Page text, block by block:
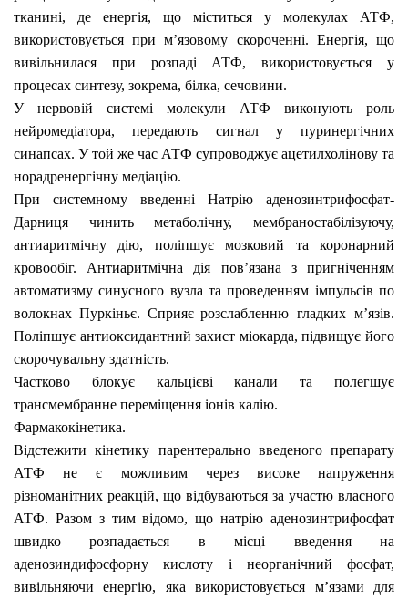
тканині, де енергія, що міститься у молекулах АТФ,
використовується при м’язовому скороченні. Енергія, що
вивільнилася при розпаді АТФ, використовується у
процесах синтезу, зокрема, білка, сечовини.
У нервовій системі молекули АТФ виконують роль
нейромедіатора, передають сигнал у пуринергічних
синапсах. У той же час АТФ супроводжує ацетилхолінову та
норадренергічну медіацію.
При системному введенні Натрію аденозинтрифосфат-
Дарниця чинить метаболічну, мембраностабілізуючу,
антиаритмічну дію, поліпшує мозковий та коронарний
кровообіг. Антиаритмічна дія пов’язана з пригніченням
автоматизму синусного вузла та проведенням імпульсів по
волокнах Пуркіньє. Сприяє розслабленню гладких м’язів.
Поліпшує антиоксидантний захист міокарда, підвищує його
скорочувальну здатність.
Частково блокує кальцієві канали та полегшує
трансмембранне переміщення іонів калію.
Фармакокінетика.
Відстежити кінетику парентерально введеного препарату
АТФ не є можливим через високе напруження
різноманітних реакцій, що відбуваються за участю власного
АТФ. Разом з тим відомо, що натрію аденозинтрифосфат
швидко розпадається в місці введення на
аденозиндифосфорну кислоту і неорганічний фосфат,
вивільняючи енергію, яка використовується м’язами для